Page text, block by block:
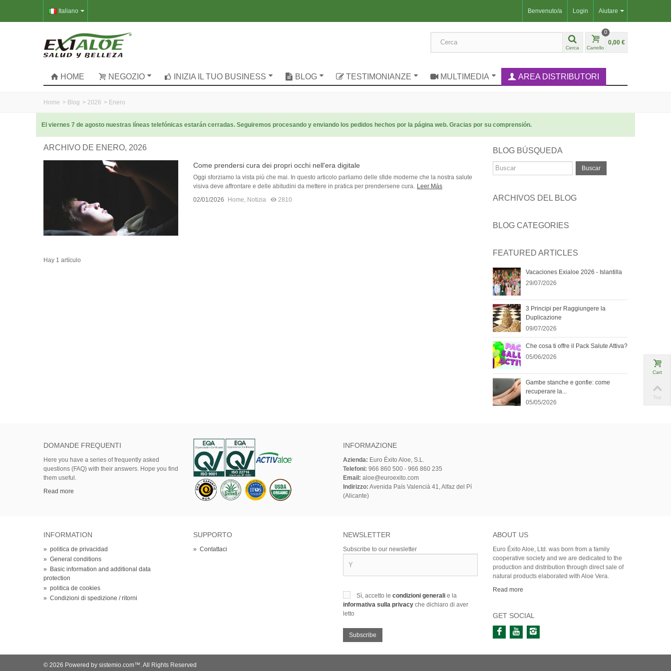
Aiutare
Benvenuto/a Login
Italiano
Cerca Carrello
0
0,00 €
HOME NEGOZIO INIZIA IL TUO BUSINESS BLOG TESTIMONIANZE MULTIMEDIA AREA DISTRIBUTORI
Home > Blog > 2026 > Enero
El viernes 7 de agosto nuestras líneas telefónicas estarán cerradas. Seguiremos procesando y enviando los pedidos hechos por la página web. Gracias por su comprensión.
ARCHIVO DE ENERO, 2026
Come prendersi cura dei propri occhi nell'era digitale
Oggi sforziamo la vista più che mai. In questo articolo parliamo delle sfide moderne che la nostra salute
visiva deve affrontare e delle abitudini da mettere in pratica per prendersene cura. Leer Más
02/01/2026
Home, Notizia 2810
Hay 1 artículo
BLOG BÚSQUEDA
Buscar
ARCHIVOS DEL BLOG
BLOG CATEGORIES
FEATURED ARTICLES
Vacaciones Exialoe 2026 - Islantilla
29/07/2026
3 Principi per Raggiungere la
Duplicazione
09/07/2026
Che cosa ti offre il Pack Salute Attiva?
05/06/2026
Gambe stanche e gonfie: come
recuperare la...
05/05/2026
DOMANDE FREQUENTI
Here you have a series of frequently asked
questions (FAQ) with their answers. Hope you find
them useful.
Read more
INFORMAZIONE
Azienda: Euro Éxito Aloe, S.L.
Telefoni: 966 860 500 - 966 860 235
Email: aloe@euroexito.com
Indirizzo: Avenida País Valencià 41, Alfaz del Pí
(Alicante)
INFORMATION
» politica de privacidad
» General conditions
» Basic information and additional data
protection
» politica de cookies
» Condizioni di spedizione / ritorni
SUPPORTO
» Contattaci
NEWSLETTER
Subscribe to our newsletter
Sì, accetto le condizioni generali e la
informativa sulla privacy che dichiaro di aver
letto
Subscribe
ABOUT US
Euro Éxito Aloe, Ltd. was born from a family
cooperative society and we are dedicated to the
production and distribution through direct sale of
natural products elaborated with Aloe Vera.
Read more
GET SOCIAL
© 2026 Powered by sistemio.com™. All Rights Reserved
Cart
Top